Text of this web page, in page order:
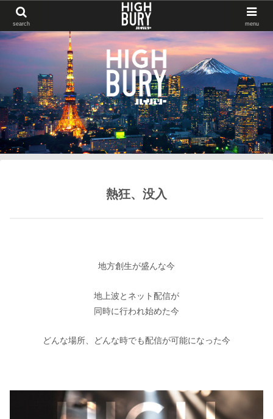
熱狂、没入
地方創生が盛んな今
地上波とネット配信が
同時に行われ始めた今
どんな場所、どんな時でも配信が可能になった今
search menu